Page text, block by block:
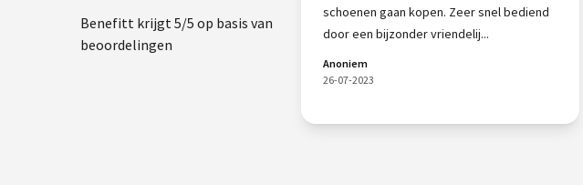
Benefitt krijgt 5/5 op basis van
beoordelingen
schoenen gaan kopen. Zeer snel bediend
door een bijzonder vriendelij...
Anoniem
26-07-2023